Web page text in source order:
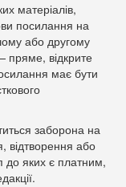
матеріалів,
посилання на
або другому
пряме, відкрите
має бути
заборона на
відтворення або
до яких є платним,